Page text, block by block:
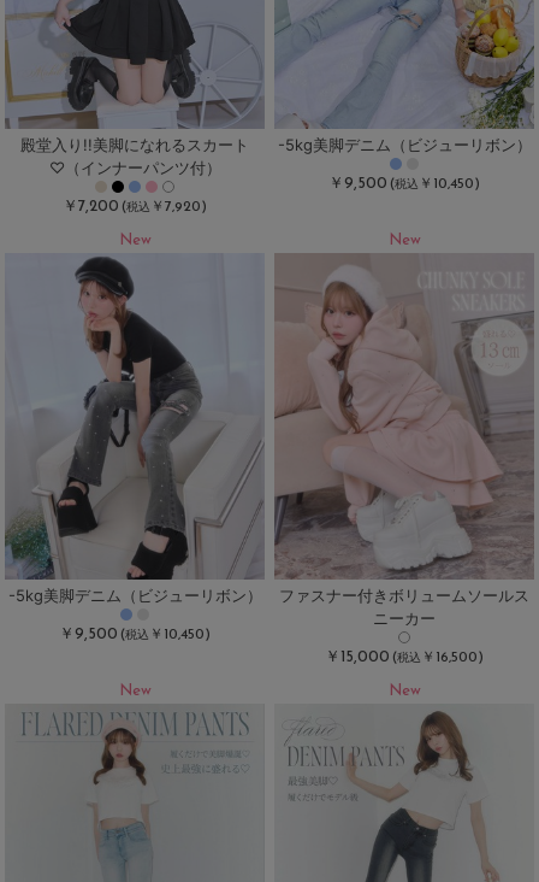
殿堂入り!!美脚になれるスカート
♡（インナーパンツ付）
￥7,200 (税込 ￥7,920)
-5kg美脚デニム（ビジューリボン）
￥9,500 (税込 ￥10,450)
New
-5kg美脚デニム（ビジューリボン）
￥9,500 (税込 ￥10,450)
New
ファスナー付きボリュームソールス
ニーカー
￥15,000 (税込 ￥16,500)
New New